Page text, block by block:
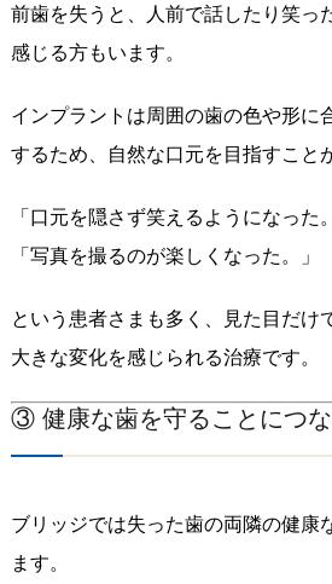
前歯を失うと、人前で話したり笑っ
感じる方もいます。
インプラントは周囲の歯の色や形に
するため、自然な口元を目指すこと
「口元を隠さず笑えるようになった
「写真を撮るのが楽しくなった。」
という患者さまも多く、見た目だけ
大きな変化を感じられる治療です。
③ 健康な歯を守ることにつ
ブリッジでは失った歯の両隣の健康
ます。